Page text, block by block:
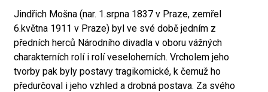
Jindřich Mošna (nar. 1.srpna 1837 v Praze, zemřel
6.května 1911 v Praze) byl ve své době jedním z
předních herců Národního divadla v oboru vážných
charakterních rolí i rolí veseloherních. Vrcholem jeho
tvorby pak byly postavy tragikomické, k čemuž ho
předurčoval i jeho vzhled a drobná postava. Za svého